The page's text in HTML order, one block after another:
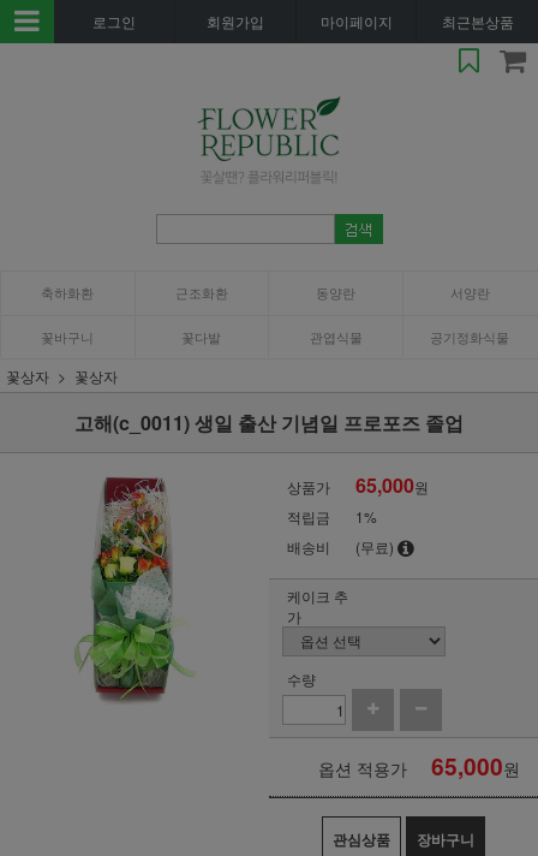
로그인 회원가입 마이페이지 최근본상품
축하화환 근조화환 동양란 서양란
꽃바구니 꽃다발 관엽식물 공기정화식물
꽃상자 꽃상자
고해(c_0011) 생일 출산 기념일 프로포즈 졸업
상품가 65,000원
적립금
1%
배송비
(무료)
케이크 추
가
수량
옵션 적용가 65,000원
관심상품 장바구니